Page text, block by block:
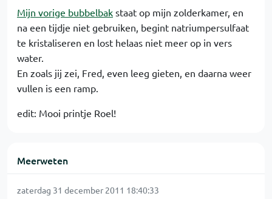
Mijn vorige bubbelbak staat op mijn zolderkamer, en
na een tijdje niet gebruiken, begint natriumpersulfaat
te kristaliseren en lost helaas niet meer op in vers
water.
En zoals jij zei, Fred, even leeg gieten, en daarna weer
vullen is een ramp.
edit: Mooi printje Roel!
Meerweten
zaterdag 31 december 2011 18:40:33